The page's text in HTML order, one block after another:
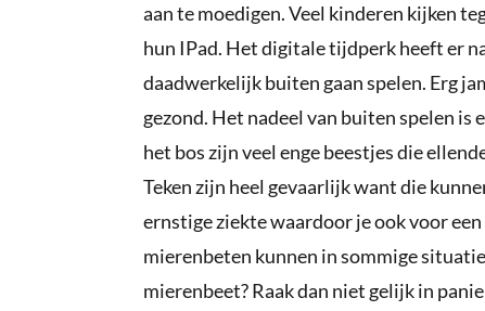
aan te moedigen. Veel kinderen kijken
hun IPad. Het digitale tijdperk heeft er
daadwerkelijk buiten gaan spelen. Erg
gezond. Het nadeel van buiten spelen is
het bos zijn veel enge beestjes die
Teken zijn heel gevaarlijk want die
ernstige ziekte waardoor je ook voor
mierenbeten kunnen in sommige
mierenbeet? Raak dan niet gelijk in